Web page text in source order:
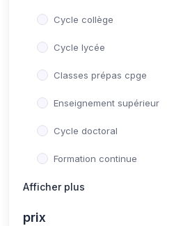
Cycle collège
Cycle lycée
Classes prépas cpge
Enseignement supérieur
Cycle doctoral
Formation continue
Concours Post-Bac
Afficher plus
prix